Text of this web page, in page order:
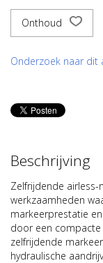
Onthoud
Onderzoek naar dit
Beschrijving
Zelfrijdende
werkzaamheden
markeerprestatie
door een compacte
zelfrijdende
hydraulische